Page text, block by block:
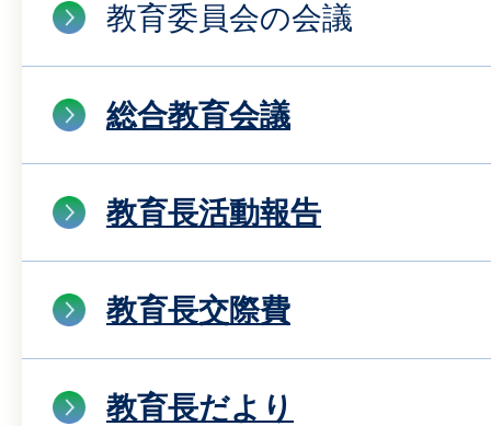
教育委員会の会議
総合教育会議
教育長活動報告
教育長交際費
教育長だより